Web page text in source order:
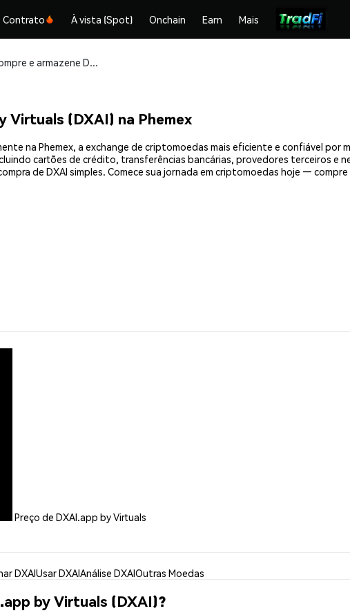
Contrato À vista (Spot) Onchain Earn Mais
Compre e armazene DXAI.app by Virtuals (DXAI) com segurança
Virtuals (DXAI) na Phemex
na Phemex, a exchange de criptomoedas mais eficiente e confiável
cartões de crédito, transferências bancárias, provedores terceiros e
de DXAI simples. Comece sua jornada em criptomoedas hoje —
Preço de DXAI.app by Virtuals
DXAIUsar DXAIAnálise DXAIOutras Moedas
by Virtuals (DXAI)?